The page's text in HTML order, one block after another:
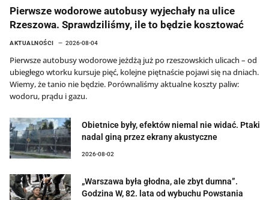
Pierwsze wodorowe autobusy wyjechały na ulice
Rzeszowa. Sprawdziliśmy, ile to będzie kosztować
AKTUALNOŚCI 2026-08-04
Pierwsze autobusy wodorowe jeżdżą już po rzeszowskich ulicach – od
ubiegłego wtorku kursuje pięć, kolejne piętnaście pojawi się na dniach.
Wiemy, że tanio nie będzie. Porównaliśmy aktualne koszty paliw:
wodoru, prądu i gazu.
Obietnice były, efektów niemal nie widać. Ptaki
nadal giną przez ekrany akustyczne
2026-08-02
„Warszawa była głodna, ale zbyt dumna”.
Godzina W, 82. lata od wybuchu Powstania